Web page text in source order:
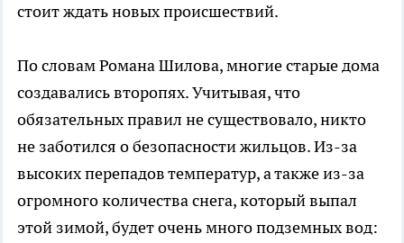
стоит ждать новых происшествий.
По словам Романа Шилова, многие старые дома
создавались второпях. Учитывая, что
обязательных правил не существовало, никто
не заботился о безопасности жильцов. Из-за
высоких перепадов температур, а также из-за
огромного количества снега, который выпал
этой зимой, будет очень много подземных вод: